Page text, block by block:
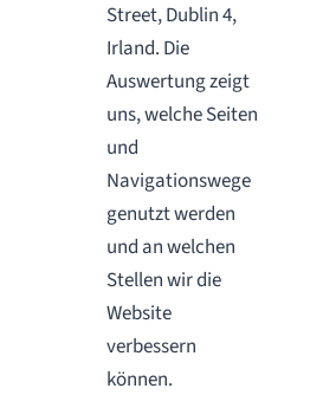
Street, Dublin 4,
Irland. Die
Auswertung zeigt
uns, welche Seiten
und
Navigationswege
genutzt werden
und an welchen
Stellen wir die
Website
verbessern
können.